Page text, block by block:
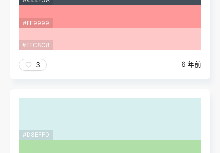
#FF9999
#FFC8C8
3 6 年前
#D8EFF0